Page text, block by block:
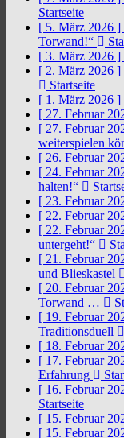
Startseite
[ 5. März 2026 ]
Torwand!“
[ 3. März 2026 ]
[ 2. März 2026 ]
Startseite
[ 1. März 2026 ]
[ 27. Februar
[ 27. Februar
weiterspielen
[ 26. Februar
[ 24. Februar
halten!“
[ 23. Februar
[ 22. Februar
[ 22. Februar
untergeht!“
[ 21. Februar
und Blieskastel
[ 20. Februar
Torwand …
[ 19. Februar
Traditionsduell
[ 18. Februar
[ 17. Februar
Erfahrung
[ 16. Februar
Startseite
[ 15. Februar
[ 15. Februar